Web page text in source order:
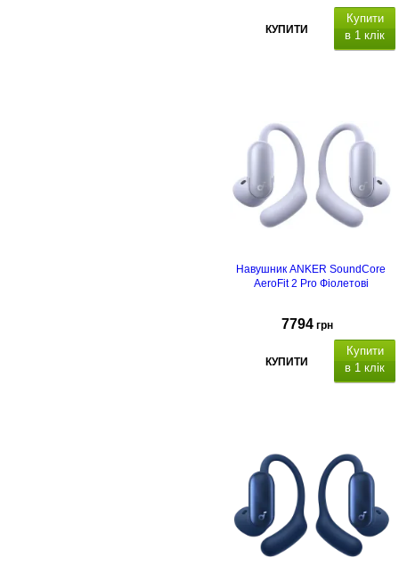
КУПИТИ
Купити
в 1 клік
Навушник ANKER SoundСore
AeroFit 2 Pro Фіолетові
7794 грн
КУПИТИ
Купити
в 1 клік